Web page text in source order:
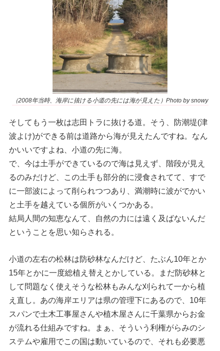
（2008年当時、海岸に抜ける小道の先には海が見えた）Photo by snowy
そしてもう一枚は志田トラに抜ける道。そう、防潮堤(津
波よけ)ができる前は道路から海が見えたんですね。なん
かいいですよね、小道の先に海。
で、今は土手ができているので海は見えず、階段が見え
るのみだけど、この土手も部分的に浸食されてて、すで
に一部波によって削られつつあり、満潮時に波がでかい
と土手を越えている個所がいくつかある。
結局人間の知恵なんて、自然の力には遠く及ばないんだ
ということを思い知らされる。
小道の左右の松林は防砂林なんだけど、たぶん10年とか
15年とかに一度総植え替えとかしている。まだ防砂林と
して問題なく使えそうな松林もみんな刈られて一から植
え直し。あの海岸エリアは県の管理下にあるので、10年
スパンで土木工事屋さんや植木屋さんに千葉県からお金
が流れる仕組みですね。まぁ、そういう利権がらみのシ
ステムや雇用でこの国は動いているので、それも必要悪